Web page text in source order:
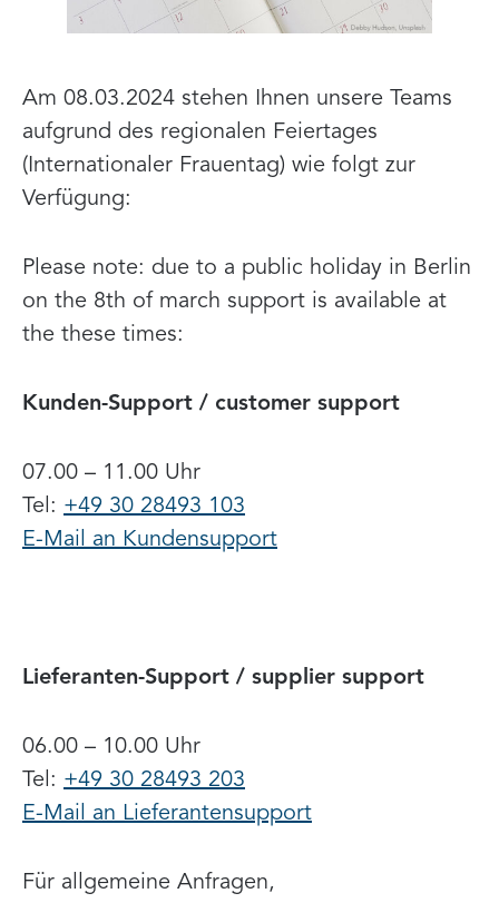
Am 08.03.2024 stehen Ihnen unsere Teams
aufgrund des regionalen Feiertages
(Internationaler Frauentag) wie folgt zur
Verfügung:
Please note: due to a public holiday in Berlin
on the 8th of march support is available at
the these times:
Kunden-Support / customer support
07.00 – 11.00 Uhr
Tel: +49 30 28493 103
E-Mail an Kundensupport
Lieferanten-Support / supplier support
06.00 – 10.00 Uhr
Tel: +49 30 28493 203
E-Mail an Lieferantensupport
Für allgemeine Anfragen,